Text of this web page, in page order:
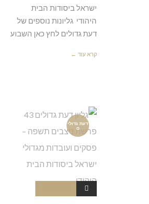
ישראל ביסודות הבית
היהודי גליונות נוספים של
דעת גדולים לחץ כאן השבוע
קרא עוד ←
דעת גדולי
ם